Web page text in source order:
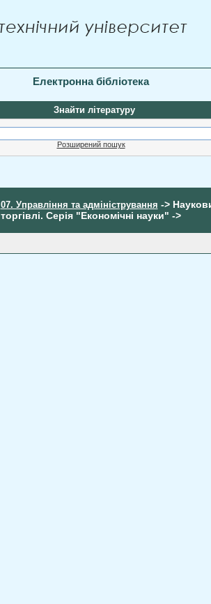
Електронна бібліотека
Знайти літературу
Розширений пошук
07. Управління та адміністрування ->
торгівлі. Серія "Економічні науки" ->